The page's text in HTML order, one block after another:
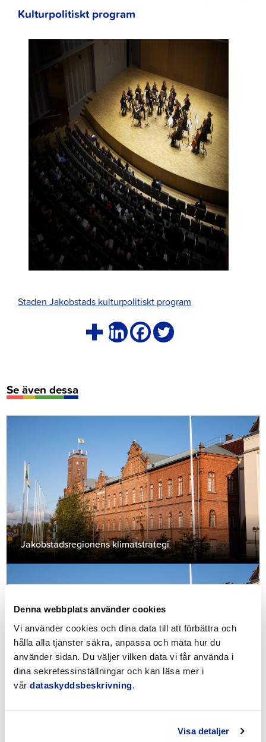
Denna webbplats använder cookies
Vi använder cookies och dina data till att förbättra och
hålla alla tjänster säkra, anpassa och mäta hur du
använder sidan. Du väljer vilken data vi får använda i
dina sekretessinställningar och kan läsa mer i
vår dataskyddsbeskrivning
Visa detaljer
Kulturpolitiskt program
Staden Jakobstads kulturpolitiskt program
Se även dessa
Jakobstadsregionens klimatstrategi
Kommunikationsstrategi 2019–2025